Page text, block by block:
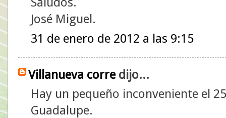
José Miguel.
31 de enero de 2012 a las 9:15
Villanueva corredijo...
Hay un pequeño inconveniente el
Guadalupe.